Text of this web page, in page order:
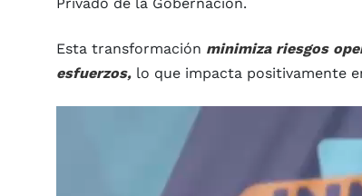
Esta transformación minimiza riesgos
esfuerzos, lo que impacta positivamente